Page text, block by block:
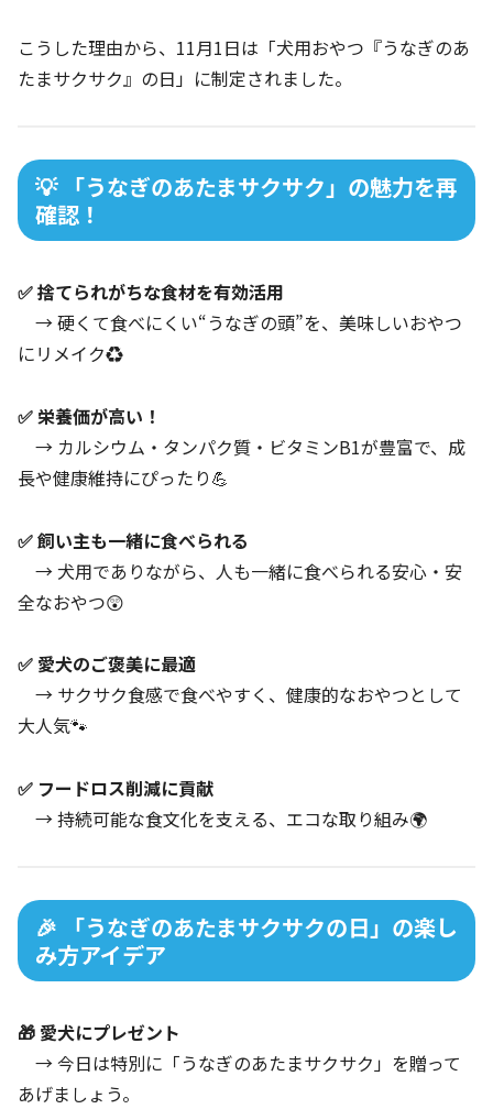
こうした理由から、11月1日は「犬用おやつ『うなぎのあ
たまサクサク』の日」に制定されました。
💡 「うなぎのあたまサクサク」の魅力を再
確認！
✅ 捨てられがちな食材を有効活用
→ 硬くて食べにくい“うなぎの頭”を、美味しいおやつ
にリメイク♻️
✅ 栄養価が高い！
→ カルシウム・タンパク質・ビタミンB1が豊富で、成
長や健康維持にぴったり💪
✅ 飼い主も一緒に食べられる
→ 犬用でありながら、人も一緒に食べられる安心・安
全なおやつ😲
✅ 愛犬のご褒美に最適
→ サクサク食感で食べやすく、健康的なおやつとして
大人気🐾
✅ フードロス削減に貢献
→ 持続可能な食文化を支える、エコな取り組み🌍
🎉 「うなぎのあたまサクサクの日」の楽し
み方アイデア
🎁 愛犬にプレゼント
→ 今日は特別に「うなぎのあたまサクサク」を贈って
あげましょう。